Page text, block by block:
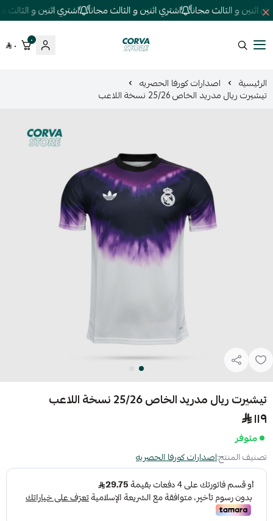
اثنين و الثالث مجاناً اشتري اثنين و الثالث مجاناً اشتري اثنين و الثالث
كورفا ستور
٠ ٠
الرئيسية اصدارات كورفا الحصريه
تيشيرت ريال مدريد الخاص 25/26 نسخة اللاعب
تيشيرت ريال مدريد الخاص 25/26 نسخة اللاعب
١١٩
متوفر
تصنيف المنتج:اصدارات كورفا الحصريه